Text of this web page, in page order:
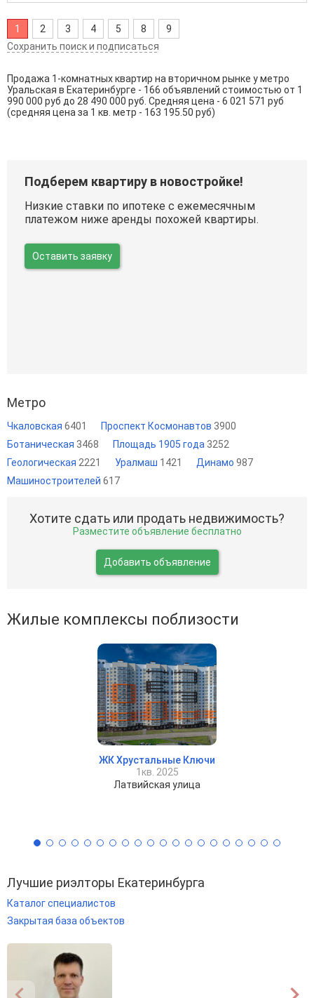
1 2 3 4 5 8
9
Сохранить поиск и подписаться
Продажа 1-комнатных квартир на вторичном рынке у метро
Уральская в Екатеринбурге - 166 объявлений стоимостью от 1
990 000 руб до 28 490 000 руб. Средняя цена - 6 021 571 руб
(средняя цена за 1 кв. метр - 163 195.50 руб)
Подберем квартиру в новостройке!
Низкие ставки по ипотеке с ежемесячным
платежом ниже аренды похожей квартиры.
Оставить заявку
Метро
Чкаловская 6401 Проспект Космонавтов 3900
Ботаническая 3468 Площадь 1905 года 3252
Геологическая 2221 Уралмаш 1421 Динамо 987
Машиностроителей 617
Хотите сдать или продать недвижимость?
Разместите объявление бесплатно
Добавить объявление
Жилые комплексы поблизости
ЖК Хрустальные Ключи
1кв. 2025
Латвийская улица
Лучшие риэлторы Екатеринбурга
Каталог специалистов
Закрытая база объектов